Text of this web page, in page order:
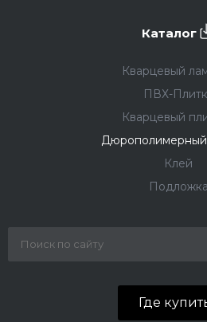
Каталог
Кварцевый
ПВХ-
Кварцевый
Дюрополимерный
Клей
Подложка
Где